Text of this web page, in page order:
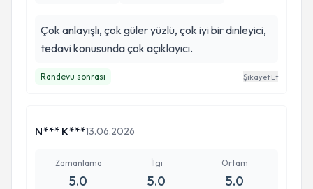
Çok anlayışlı, çok güler yüzlü, çok iyi bir dinleyici,
tedavi konusunda çok açıklayıcı.
Randevu sonrası Şikayet Et
N*** K***13.06.2026
Zamanlama
5.0
İlgi
5.0
Ortam
5.0